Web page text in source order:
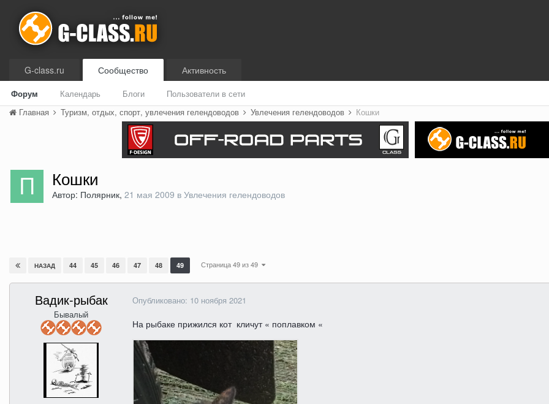
G-class.ru Сообщество
Форум Календарь Блоги Пользователи в сети
Активность
Главная Туризм, отдых, спорт, увлечения гелендоводов Увлечения гелендоводов Кошки
Кошки
Автор: Полярник, 21 мая 2009 в Увлечения гелендоводов
НАЗАД 44 45 46 47 48 49 Страница 49 из 49
Вадик-рыбак
Бывалый
Опубликовано: 10 ноября 2021
На рыбаке прижился кот кличут « поплавком «